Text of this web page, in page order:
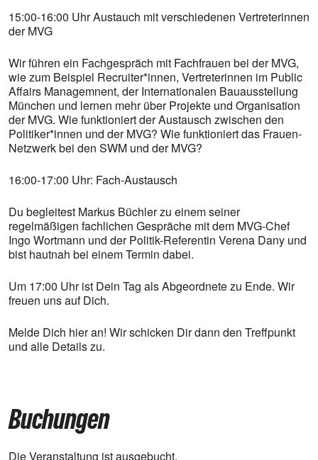
15:00-16:00 Uhr Austauch mit verschiedenen Vertreterinnen
der MVG
Wir führen ein Fachgespräch mit Fachfrauen bei der MVG,
wie zum Beispiel Recruiter*innen, Vertreterinnen im Public
Affairs Managemnent, der Internationalen Bauausstellung
München und lernen mehr über Projekte und Organisation
der MVG. Wie funktioniert der Austausch zwischen den
Politiker*innen und der MVG? Wie funktioniert das Frauen-
Netzwerk bei den SWM und der MVG?
16:00-17:00 Uhr: Fach-Austausch
Du begleitest Markus Büchler zu einem seiner
regelmäßigen fachlichen Gespräche mit dem MVG-Chef
Ingo Wortmann und der Politik-Referentin Verena Dany und
bist hautnah bei einem Termin dabei.
Um 17:00 Uhr ist Dein Tag als Abgeordnete zu Ende. Wir
freuen uns auf Dich.
Melde Dich hier an! Wir schicken Dir dann den Treffpunkt
und alle Details zu.
Buchungen
Die Veranstaltung ist ausgebucht.